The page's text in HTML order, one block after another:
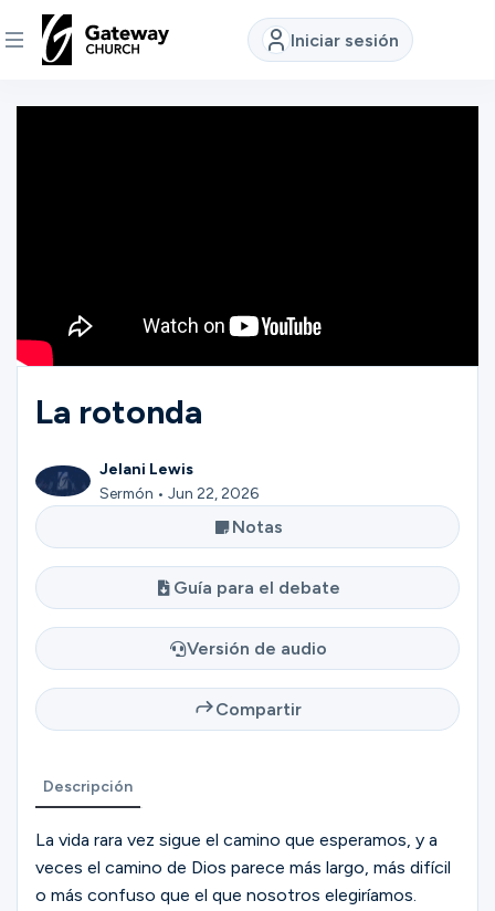
Iniciar sesión
DESCUBRE
Ministerios
Grupos
Buscar
Español
La rotonda
Jelani Lewis
Sermón • Jun 22, 2026
Notas
Guía para el debate
Versión de audio
Compartir
Descripción
La vida rara vez sigue el camino que esperamos, y a
veces el camino de Dios parece más largo, más difícil
o más confuso que el que nosotros elegiríamos.